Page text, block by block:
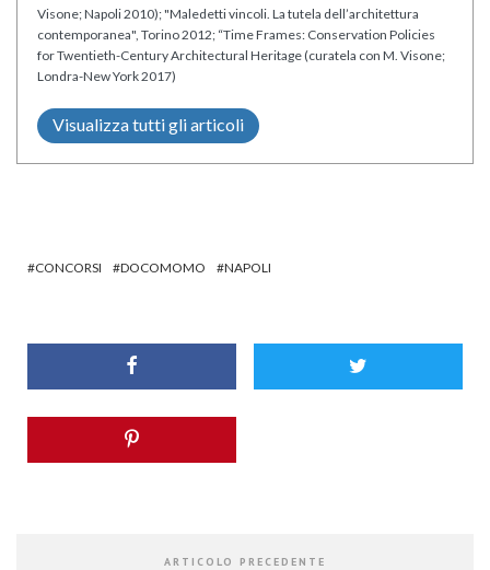
Visone; Napoli 2010); "Maledetti vincoli. La tutela dell’architettura
contemporanea", Torino 2012; “Time Frames: Conservation Policies
for Twentieth-Century Architectural Heritage (curatela con M. Visone;
Londra-New York 2017)
Visualizza tutti gli articoli
CONCORSI DOCOMOMO NAPOLI
ARTICOLO PRECEDENTE